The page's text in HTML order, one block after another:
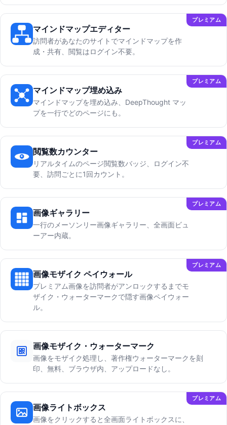
プレミアム
マインドマップエディター
訪問者があなたのサイトでマインドマップを作
成・共有、閲覧はログイン不要。
プレミアム
マインドマップ埋め込み
マインドマップを埋め込み、DeepThought マッ
プを一行でどのページにも。
プレミアム
閲覧数カウンター
リアルタイムのページ閲覧数バッジ、ログイン不
要、訪問ごとに1回カウント。
プレミアム
画像ギャラリー
一行のメーソンリー画像ギャラリー、全画面ビュ
ーアー内蔵。
プレミアム
画像モザイク ペイウォール
プレミアム画像を訪問者がアンロックするまでモ
ザイク・ウォーターマークで隠す画像ペイウォー
ル。
画像モザイク・ウォーターマーク
画像をモザイク処理し、著作権ウォーターマークを刻
印、無料、ブラウザ内、アップロードなし。
プレミアム
画像ライトボックス
画像をクリックすると全画面ライトボックスに、